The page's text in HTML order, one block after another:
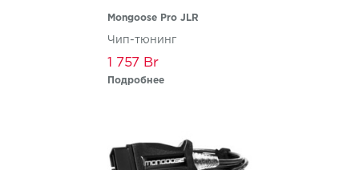
Mongoose Pro JLR
Чип-тюнинг
1 757
Подробнее